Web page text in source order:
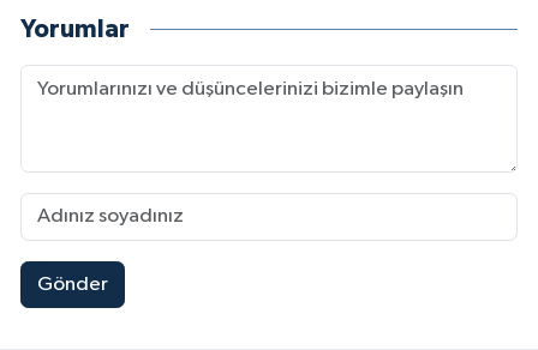
Yorumlar
Gönder